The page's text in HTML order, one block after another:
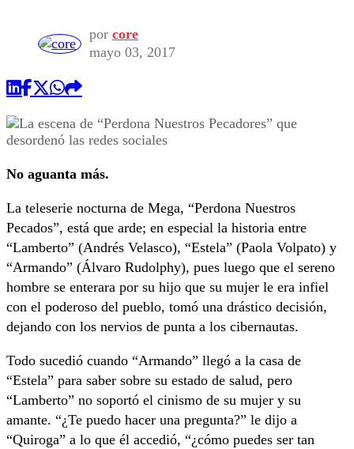
Seleccion Chilena
Torneo Internacional
Universidad de Chile
Economía
Internacional
Sustentabilidad
Publicaciones en medios
Opinión
por core
mayo 03, 2017
No aguanta más.
La teleserie nocturna de Mega, “Perdona Nuestros
Pecados”, está que arde; en especial la historia entre
“Lamberto” (Andrés Velasco), “Estela” (Paola Volpato) y
“Armando” (Álvaro Rudolphy), pues luego que el sereno
hombre se enterara por su hijo que su mujer le era infiel
con el poderoso del pueblo, tomó una drástico decisión,
dejando con los nervios de punta a los cibernautas.
Todo sucedió cuando “Armando” llegó a la casa de
“Estela” para saber sobre su estado de salud, pero
“Lamberto” no soportó el cinismo de su mujer y su
amante. “¿Te puedo hacer una pregunta?” le dijo a
“Quiroga” a lo que él accedió, “¿cómo puedes ser tan